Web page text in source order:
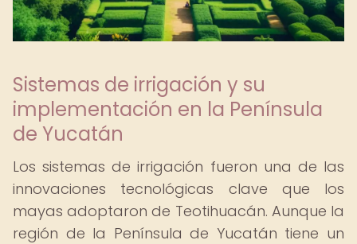
Sistemas de irrigación y su
implementación en la Península
de Yucatán
Los sistemas de irrigación fueron una de las
innovaciones tecnológicas clave que los
mayas adoptaron de Teotihuacán. Aunque la
región de la Península de Yucatán tiene un